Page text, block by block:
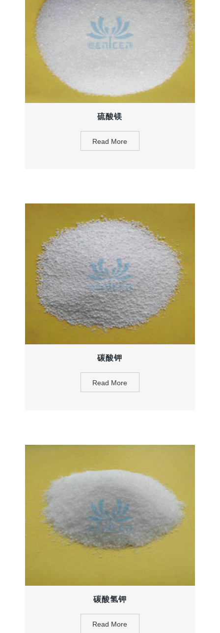
硫酸镁
Read More
碳酸钾
Read More
碳酸氢钾
Read More